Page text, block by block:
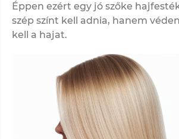
Éppen ezért egy jó szőke
szép színt kell adnia, hanem
kell a hajat.